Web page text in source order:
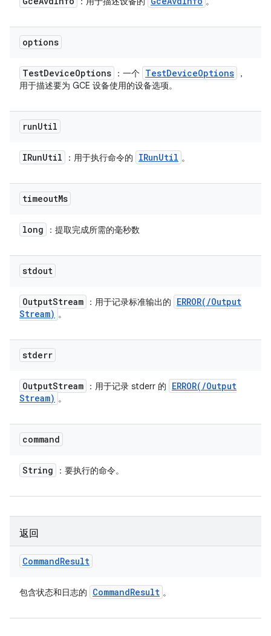
options
TestDeviceOptions ：一个 TestDeviceOptions
，
用于描述要为 GCE 设备使用的设备选项。
runUtil
IRunUtil ：用于执行命令的 IRunUtil 。
timeoutMs
long ：提取完成所需的毫秒数
stdout
OutputStream ：用于记录标准输出的 ERROR( /Output
Stream) 。
stderr
OutputStream ：用于记录 stderr 的 ERROR( /Output
Stream) 。
command
String ：要执行的命令。
返回
CommandResult
包含状态和日志的 CommandResult 。